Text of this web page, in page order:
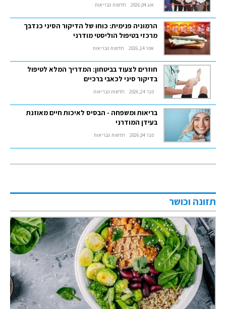
אוג 04, 2026 חדשות הבריאות
הרמוניה פנימית: כוחו של הדיקור הסיני כנדבך
מרכזי בטיפול הוליסטי מודרני
אפר 14, 2026 חדשות הבריאות
חוזרים לצעוד בביטחון: המדריך המלא לטיפול
בדיקור סיני לכאבי ברכיים
פבר 24, 2026 חדשות הבריאות
בריאות ומשפחה - הבסיס לאיכות חיים מאוזנת
בעידן המודרני
פבר 04, 2026 חדשות הבריאות
תזונה וכושר